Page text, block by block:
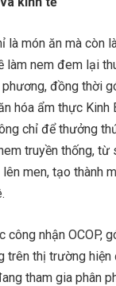
là món ăn mà còn
làm nem đem lại
đồng thời
hóa ẩm thực Kinh
chỉ để thưởng
truyền thống, từ
men, tạo thành
công nhận OCOP,
trên thị trường
tham gia phân